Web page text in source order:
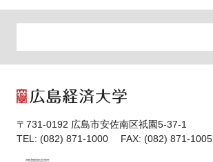
〒731-0192 広島市安佐南区祇園5-37-1
TEL: (082) 871-1000 FAX: (082) 871-1005